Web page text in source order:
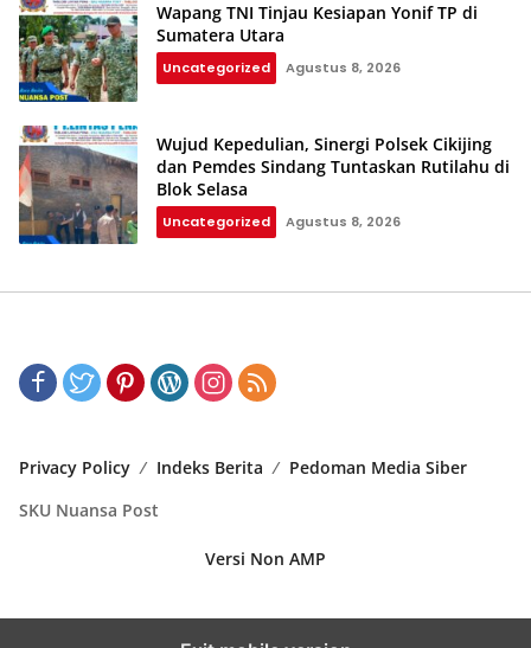
Wapang TNI Tinjau Kesiapan Yonif TP di
Sumatera Utara
Uncategorized Agustus 8, 2026
Wujud Kepedulian, Sinergi Polsek Cikijing
dan Pemdes Sindang Tuntaskan Rutilahu di
Blok Selasa‎‎
Uncategorized Agustus 8, 2026
Privacy Policy Indeks Berita
Pedoman Media Siber
SKU Nuansa Post
Versi Non AMP